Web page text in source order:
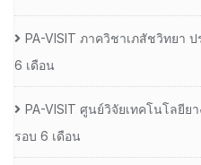
PA-VISIT ภาควิชาเภสัชวิทยา
6 เดือน
PA-VISIT ศูนย์วิจัยเทคโนโลยี
รอบ 6 เดือน